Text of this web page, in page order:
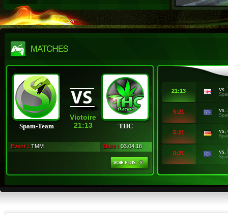
Spam-Team
Victoire
21:13
THC
Event : TMM Date : 03.04.16
21:13 vs.
5:21 vs.
5:21 vs.
0:21 vs.